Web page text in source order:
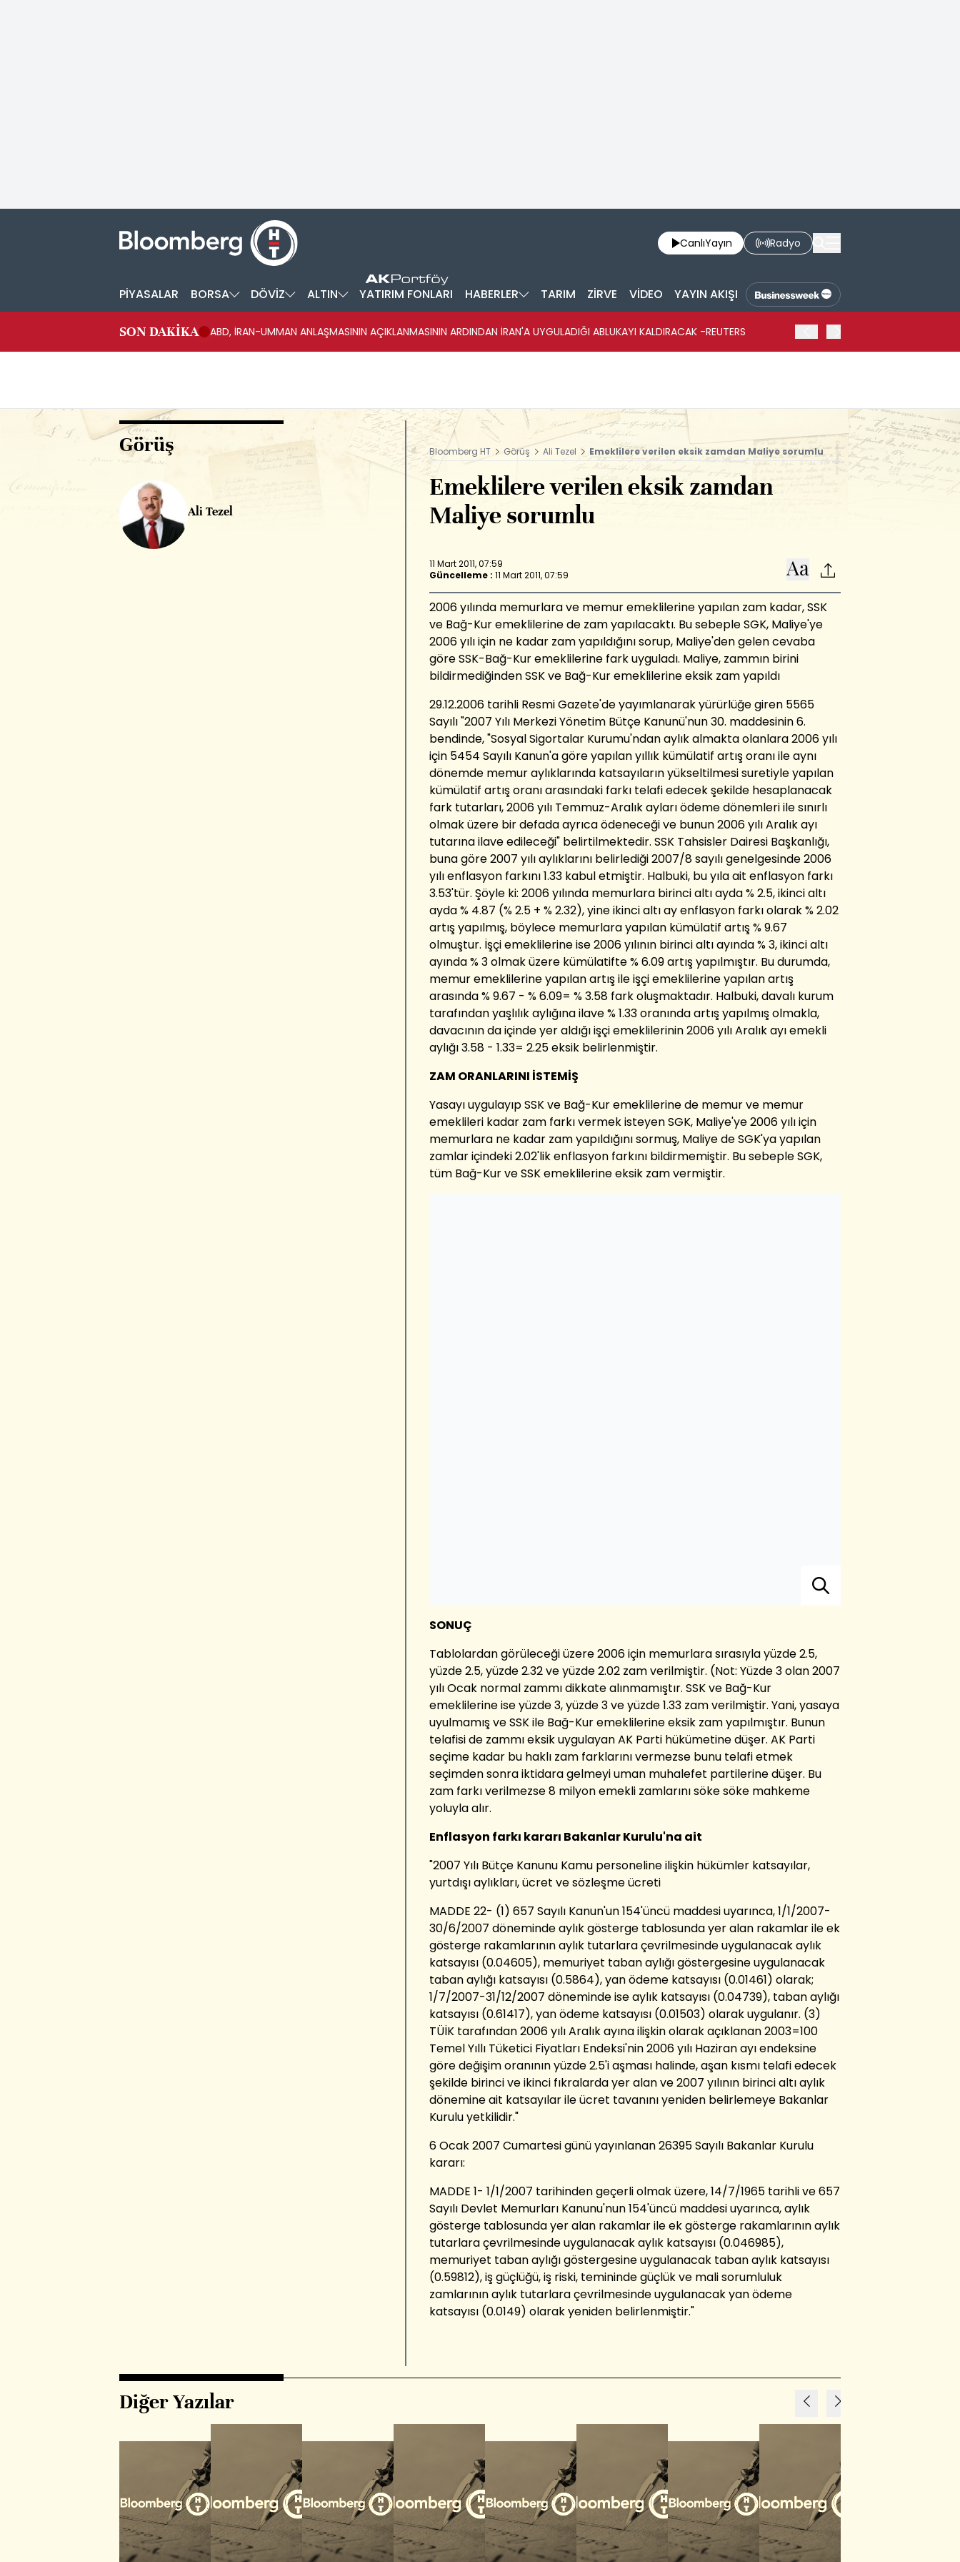
CanlıYayın Radyo
PİYASALAR BORSA DÖVİZ ALTIN YATIRIM FONLARI HABERLER TARIM ZİRVE VİDEO YAYIN AKIŞI
SON DAKİKA ABD, İRAN-UMMAN ANLAŞMASININ AÇIKLANMASININ ARDINDAN İRAN'A UYGULADIĞI ABLUKAYI KALDIRACAK -REUTERS
Görüş
Ali Tezel
Bloomberg HT Görüş Ali Tezel Emeklilere verilen eksik zamdan Maliye sorumlu
Emeklilere verilen eksik zamdan
Maliye sorumlu
11 Mart 2011, 07:59
Güncelleme : 11 Mart 2011, 07:59
2006 yılında memurlara ve memur emeklilerine yapılan zam kadar, SSK
ve Bağ-Kur emeklilerine de zam yapılacaktı. Bu sebeple SGK, Maliye'ye
2006 yılı için ne kadar zam yapıldığını sorup, Maliye'den gelen cevaba
göre SSK-Bağ-Kur emeklilerine fark uyguladı. Maliye, zammın birini
bildirmediğinden SSK ve Bağ-Kur emeklilerine eksik zam yapıldı
29.12.2006 tarihli Resmi Gazete'de yayımlanarak yürürlüğe giren 5565
Sayılı "2007 Yılı Merkezi Yönetim Bütçe Kanunü'nun 30. maddesinin 6.
bendinde, "Sosyal Sigortalar Kurumu'ndan aylık almakta olanlara 2006 yılı
için 5454 Sayılı Kanun'a göre yapılan yıllık kümülatif artış oranı ile aynı
dönemde memur aylıklarında katsayıların yükseltilmesi suretiyle yapılan
kümülatif artış oranı arasındaki farkı telafi edecek şekilde hesaplanacak
fark tutarları, 2006 yılı Temmuz-Aralık ayları ödeme dönemleri ile sınırlı
olmak üzere bir defada ayrıca ödeneceği ve bunun 2006 yılı Aralık ayı
tutarına ilave edileceği" belirtilmektedir. SSK Tahsisler Dairesi Başkanlığı,
buna göre 2007 yılı aylıklarını belirlediği 2007/8 sayılı genelgesinde 2006
yılı enflasyon farkını 1.33 kabul etmiştir. Halbuki, bu yıla ait enflasyon farkı
3.53'tür. Şöyle ki: 2006 yılında memurlara birinci altı ayda % 2.5, ikinci altı
ayda % 4.87 (% 2.5 + % 2.32), yine ikinci altı ay enflasyon farkı olarak % 2.02
artış yapılmış, böylece memurlara yapılan kümülatif artış % 9.67
olmuştur. İşçi emeklilerine ise 2006 yılının birinci altı ayında % 3, ikinci altı
ayında % 3 olmak üzere kümülatifte % 6.09 artış yapılmıştır. Bu durumda,
memur emeklilerine yapılan artış ile işçi emeklilerine yapılan artış
arasında % 9.67 - % 6.09= % 3.58 fark oluşmaktadır. Halbuki, davalı kurum
tarafından yaşlılık aylığına ilave % 1.33 oranında artış yapılmış olmakla,
davacının da içinde yer aldığı işçi emeklilerinin 2006 yılı Aralık ayı emekli
aylığı 3.58 - 1.33= 2.25 eksik belirlenmiştir.
ZAM ORANLARINI İSTEMİŞ
Yasayı uygulayıp SSK ve Bağ-Kur emeklilerine de memur ve memur
emeklileri kadar zam farkı vermek isteyen SGK, Maliye'ye 2006 yılı için
memurlara ne kadar zam yapıldığını sormuş, Maliye de SGK'ya yapılan
zamlar içindeki 2.02'lik enflasyon farkını bildirmemiştir. Bu sebeple SGK,
tüm Bağ-Kur ve SSK emeklilerine eksik zam vermiştir.
SONUÇ
Tablolardan görüleceği üzere 2006 için memurlara sırasıyla yüzde 2.5,
yüzde 2.5, yüzde 2.32 ve yüzde 2.02 zam verilmiştir. (Not: Yüzde 3 olan 2007
yılı Ocak normal zammı dikkate alınmamıştır. SSK ve Bağ-Kur
emeklilerine ise yüzde 3, yüzde 3 ve yüzde 1.33 zam verilmiştir. Yani, yasaya
uyulmamış ve SSK ile Bağ-Kur emeklilerine eksik zam yapılmıştır. Bunun
telafisi de zammı eksik uygulayan AK Parti hükümetine düşer. AK Parti
seçime kadar bu haklı zam farklarını vermezse bunu telafi etmek
seçimden sonra iktidara gelmeyi uman muhalefet partilerine düşer. Bu
zam farkı verilmezse 8 milyon emekli zamlarını söke söke mahkeme
yoluyla alır.
Enflasyon farkı kararı Bakanlar Kurulu'na ait
"2007 Yılı Bütçe Kanunu Kamu personeline ilişkin hükümler katsayılar,
yurtdışı aylıkları, ücret ve sözleşme ücreti
MADDE 22- (1) 657 Sayılı Kanun'un 154'üncü maddesi uyarınca, 1/1/2007-
30/6/2007 döneminde aylık gösterge tablosunda yer alan rakamlar ile ek
gösterge rakamlarının aylık tutarlara çevrilmesinde uygulanacak aylık
katsayısı (0.04605), memuriyet taban aylığı göstergesine uygulanacak
taban aylığı katsayısı (0.5864), yan ödeme katsayısı (0.01461) olarak;
1/7/2007-31/12/2007 döneminde ise aylık katsayısı (0.04739), taban aylığı
katsayısı (0.61417), yan ödeme katsayısı (0.01503) olarak uygulanır. (3)
TÜİK tarafından 2006 yılı Aralık ayına ilişkin olarak açıklanan 2003=100
Temel Yıllı Tüketici Fiyatları Endeksi'nin 2006 yılı Haziran ayı endeksine
göre değişim oranının yüzde 2.5'i aşması halinde, aşan kısmı telafi edecek
şekilde birinci ve ikinci fıkralarda yer alan ve 2007 yılının birinci altı aylık
dönemine ait katsayılar ile ücret tavanını yeniden belirlemeye Bakanlar
Kurulu yetkilidir."
6 Ocak 2007 Cumartesi günü yayınlanan 26395 Sayılı Bakanlar Kurulu
kararı:
MADDE 1- 1/1/2007 tarihinden geçerli olmak üzere, 14/7/1965 tarihli ve 657
Sayılı Devlet Memurları Kanunu'nun 154'üncü maddesi uyarınca, aylık
gösterge tablosunda yer alan rakamlar ile ek gösterge rakamlarının aylık
tutarlara çevrilmesinde uygulanacak aylık katsayısı (0.046985),
memuriyet taban aylığı göstergesine uygulanacak taban aylık katsayısı
(0.59812), iş güçlüğü, iş riski, temininde güçlük ve mali sorumluluk
zamlarının aylık tutarlara çevrilmesinde uygulanacak yan ödeme
katsayısı (0.0149) olarak yeniden belirlenmiştir."
Diğer Yazılar